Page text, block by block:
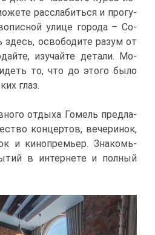
рас­сла­бить­ся и про­гу­
ули­це го­ро­да – Со­
здесь, осво­бо­ди­те ра­зум от
изу­чай­те де­та­ли. Мо­
то, что до это­го бы­ло
глаз.
от­ды­ха Го­мель пред­ла­
кон­цер­тов, ве­че­ри­нок,
и ки­но­пре­мьер. Зна­комь­
в ин­тер­не­те и пол­ный